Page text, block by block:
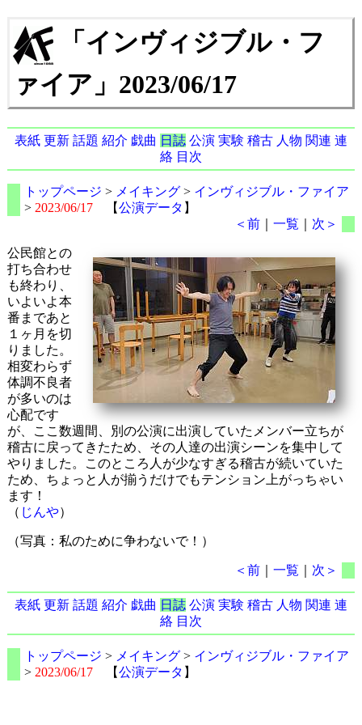
「インヴィジブル・フ
ァイア」2023/06/17
表紙 更新 話題 紹介 戯曲 日誌 公演 実験 稽古 人物 関連 連
絡 目次
トップページ > メイキング> インヴィジブル・ファイア
> 2023/06/17【公演データ 】
＜前 ｜一覧 次＞
公民館との
打ち合わせ
も終わり、
いよいよ本
番まであと
１ヶ月を切
りました。
相変わらず
体調不良者
が多いのは
心配です
が、ここ数週間、別の公演に出演していたメンバー立ちが
稽古に戻ってきたため、その人達の出演シーンを集中して
やりました。このところ人が少なすぎる稽古が続いていた
ため、ちょっと人が揃うだけでもテンション上がっちゃい
ます！
（ じんや）
（写真：私のために争わないで！）
＜前 ｜一覧 次＞
表紙 更新 話題 紹介 戯曲 日誌 公演 実験 稽古 人物 関連 連
絡 目次
トップページ > メイキング> インヴィジブル・ファイア
> 2023/06/17【公演データ 】